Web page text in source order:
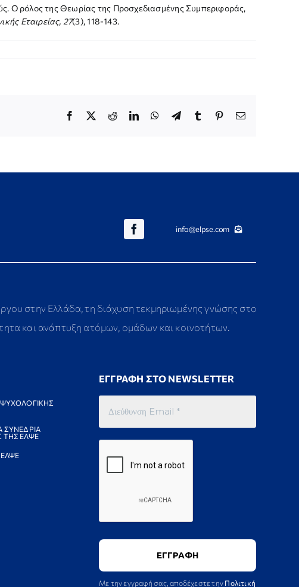
Ο ρόλος της Θεωρίας της Προσχεδιασμένης Συμπεριφοράς,
Εταιρείας, 27(3), 118-143.
Facebook
X RedditLinkedInWhatsApp
TelegramTumblr PinterestEmail
info@elpse.com
στην Ελλάδα, τη διάχυση τεκμηριωμένης γνώσης στο
και ανάπτυξη ατόμων, ομάδων και κοινοτήτων.
ΣΥΝΕΔΡΙΑ
ΤΗΣ ΕΛΨΕ
ΕΓΓΡΑΦΗ ΣΤΟ NEWSLETTER
Με την εγγραφή σας, αποδέχεστε την Πολιτική